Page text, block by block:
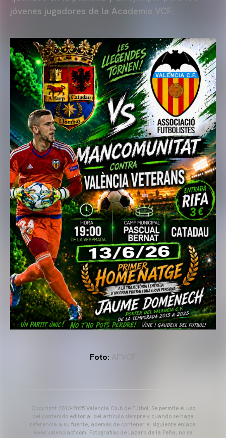
jóvenes jugadores de la Academia VCF.
Foto: AFVCF
Copyright 2013-2025 Valencia Club de Fútbol. Se permite el uso
del contenido editorial del artículo siempre y cuando se haga
referencia a su fuente, además de contener el siguiente enlace:
www.valenciacf.com. Fotografías de Lázaro de la Peña, no se